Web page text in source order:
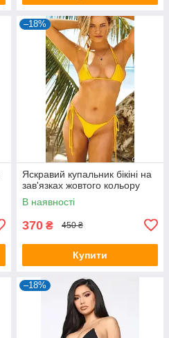
–18%
Яскравий купальник бікіні на
зав'язках жовтого кольору
В наявності
370 ₴ 450 ₴
Купити
–18%